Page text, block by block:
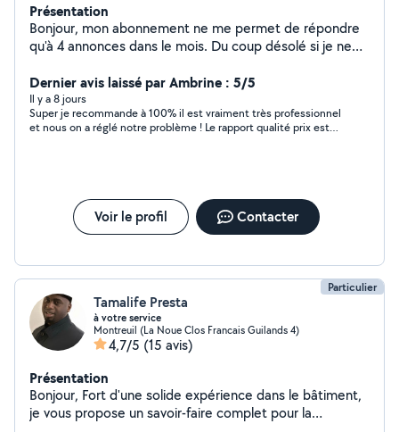
Présentation
Bonjour, mon abonnement ne me permet de répondre
qu'à 4 annonces dans le mois. Du coup désolé si je ne
laisser votre contact et je vous rappel.
Dernier avis laissé par Ambrine : 5/5
Il y a 8 jours
Super je recommande à 100% il est vraiment très professionnel
et nous on a réglé notre problème ! Le rapport qualité prix est
Voir le profil Contacter
Particulier
Tamalife Presta
à votre service
Montreuil (La Noue Clos Francais Guilands 4)
4,7/5 (15 avis)
Présentation
Bonjour, Fort d'une solide expérience dans le bâtiment,
je vous propose un savoir-faire complet pour la